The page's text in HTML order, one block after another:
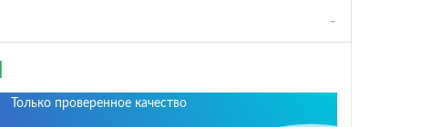
Только проверенное качество